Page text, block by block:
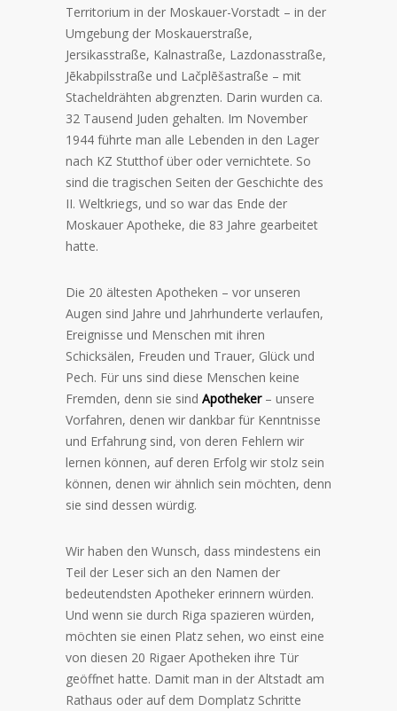
Territorium in der Moskauer-Vorstadt – in der
Umgebung der Moskauerstraße,
Jersikasstraße, Kalnastraße, Lazdonasstraße,
Jēkabpilsstraße und Lačplēšastraße – mit
Stacheldrähten abgrenzten. Darin wurden ca.
32 Tausend Juden gehalten. Im November
1944 führte man alle Lebenden in den Lager
nach KZ Stutthof über oder vernichtete. So
sind die tragischen Seiten der Geschichte des
II. Weltkriegs, und so war das Ende der
Moskauer Apotheke, die 83 Jahre gearbeitet
hatte.
Die 20 ältesten Apotheken – vor unseren
Augen sind Jahre und Jahrhunderte verlaufen,
Ereignisse und Menschen mit ihren
Schicksälen, Freuden und Trauer, Glück und
Pech. Für uns sind diese Menschen keine
Fremden, denn sie sind Apotheker– unsere
Vorfahren, denen wir dankbar für Kenntnisse
und Erfahrung sind, von deren Fehlern wir
lernen können, auf deren Erfolg wir stolz sein
können, denen wir ähnlich sein möchten, denn
sie sind dessen würdig.
Wir haben den Wunsch, dass mindestens ein
Teil der Leser sich an den Namen der
bedeutendsten Apotheker erinnern würden.
Und wenn sie durch Riga spazieren würden,
möchten sie einen Platz sehen, wo einst eine
von diesen 20 Rigaer Apotheken ihre Tür
geöffnet hatte. Damit man in der Altstadt am
Rathaus oder auf dem Domplatz Schritte